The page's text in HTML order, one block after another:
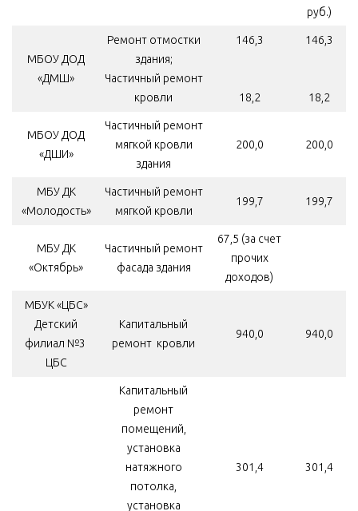
руб.)
МБОУ ДОД
«ДМШ»
Ремонт отмостки
здания;
Частичный ремонт
кровли
146,3
18,2
146,3
18,2
МБОУ ДОД
«ДШИ»
Частичный ремонт
мягкой кровли
здания
200,0 200,0
МБУ ДК
«Молодость»
Частичный ремонт
мягкой кровли
199,7 199,7
МБУ ДК
«Октябрь»
Частичный ремонт
фасада здания
67,5 (за счет
прочих
доходов)
МБУК «ЦБС»
Детский
филиал №3
ЦБС
Капитальный
ремонт кровли
940,0 940,0
Капитальный
ремонт
помещений,
установка
натяжного
потолка,
установка
301,4 301,4